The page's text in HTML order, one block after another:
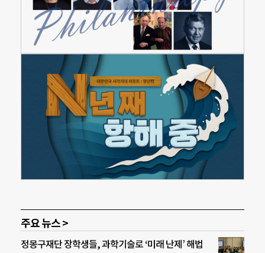
주요 뉴스 >
정몽구재단 장학생들, 과학기술로 ‘미래 난제’ 해법